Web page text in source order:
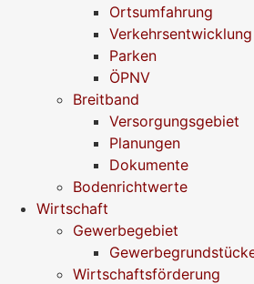
Ortsumfahrung
Verkehrsentwicklung
Parken
ÖPNV
Breitband
Versorgungsgebiet
Planungen
Dokumente
Bodenrichtwerte
Wirtschaft
Gewerbegebiet
Wirtschaftsförderung